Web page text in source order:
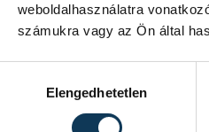
weboldalhasználatra
számukra vagy az Ön által
Elengedhetetlen